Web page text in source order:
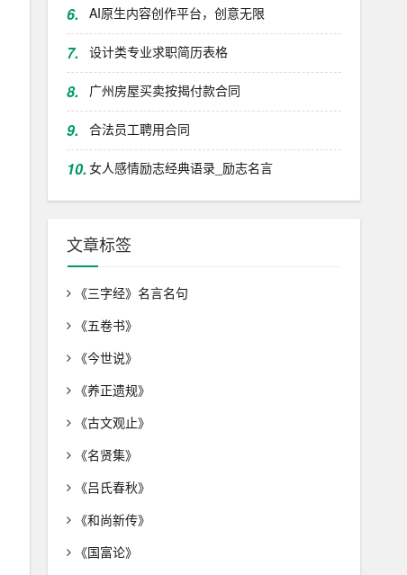
6. AI原生内容创作平台，创意无限
7. 设计类专业求职简历表格
8. 广州房屋买卖按揭付款合同
9. 合法员工聘用合同
10.女人感情励志经典语录_励志名言
文章标签
《三字经》名言名句
《五卷书》
《今世说》
《养正遗规》
《古文观止》
《名贤集》
《吕氏春秋》
《和尚新传》
《国富论》